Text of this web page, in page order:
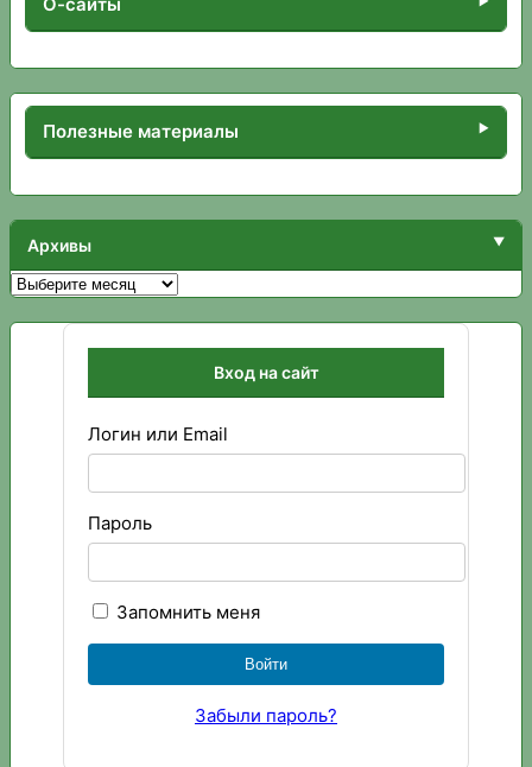
Полезные материалы
Архивы
Архивы
Вход на сайт
Логин или Email
Пароль
Запомнить меня
Забыли пароль?